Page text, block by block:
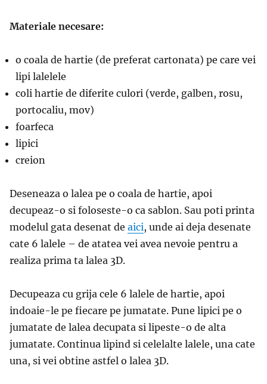
Materiale necesare:
o coala de hartie (de preferat cartonata) pe care vei
lipi lalelele
coli hartie de diferite culori (verde, galben, rosu,
portocaliu, mov)
foarfeca
lipici
creion
Deseneaza o lalea pe o coala de hartie, apoi
decupeaz-o si foloseste-o ca sablon. Sau poti printa
modelul gata desenat de aici, unde ai deja desenate
cate 6 lalele – de atatea vei avea nevoie pentru a
realiza prima ta lalea 3D.
Decupeaza cu grija cele 6 lalele de hartie, apoi
indoaie-le pe fiecare pe jumatate. Pune lipici pe o
jumatate de lalea decupata si lipeste-o de alta
jumatate. Continua lipind si celelalte lalele, una cate
una, si vei obtine astfel o lalea 3D.